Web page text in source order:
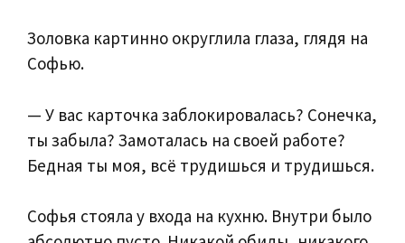
Золовка картинно округлила глаза, глядя на
Софью.
— У вас карточка заблокировалась? Сонечка,
ты забыла? Замоталась на своей работе?
Бедная ты моя, всё трудишься и трудишься.
Софья стояла у входа на кухню. Внутри было